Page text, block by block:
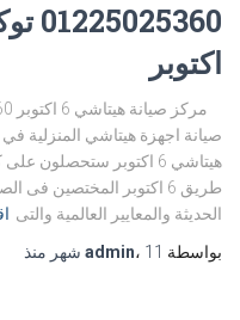
اكتوبر
هيتاشي 6 اكتوبر
طريق 6 اكتوبر المختصين
الحديثة والمعايير العالمية والتى
بواسطة
admin، 11 شهر منذ